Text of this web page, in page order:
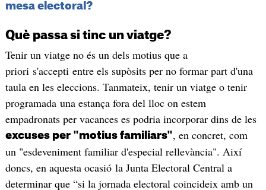
mesa electoral?
Què passa si tinc un viatge?
Tenir un viatge no és un dels motius que a
priori s'accepti entre els supòsits per no formar part d'una
taula en les eleccions. Tanmateix, tenir un viatge o tenir
programada una estança fora del lloc on estem
empadronats per vacances es podria incorporar dins de les
excuses per "motius familiars", en concret, com
un "esdeveniment familiar d'especial rellevància". Així
doncs, en aquesta ocasió la Junta Electoral Central a
determinar que “si la jornada electoral coincideix amb un